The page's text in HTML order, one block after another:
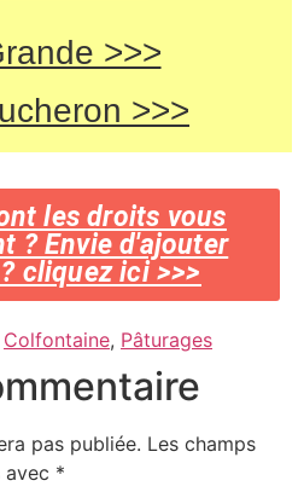
>>>
>>>
les droits vous
? Envie d'ajouter
cliquez ici >>>
Colfontaine, Pâturages
pas publiée. Les champs
*